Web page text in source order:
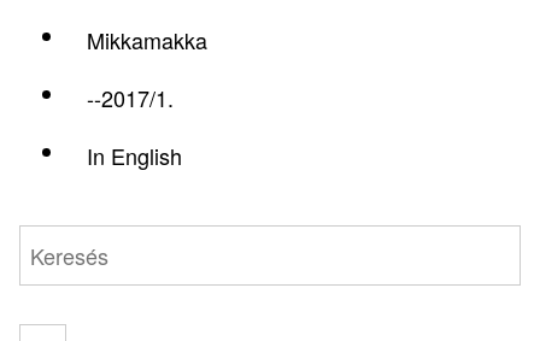
Mikkamakka
--2017/1.
In English
Keresés